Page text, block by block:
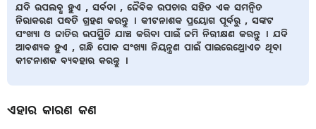
ଯଦି ଉପଲବ୍ଧ ହୁଏ , ସର୍ବଦା , ଜୈବିକ ଉପଚାର ସହିତ ଏକ ସମନ୍ଵିତ
ନିରାକରଣ ପଦ୍ଧତି ଗ୍ରହଣ କରନ୍ତୁ । କୀଟନାଶକ ପ୍ରୟୋଗ ପୂର୍ବରୁ , ସଙ୍କଟ
ସଂଖ୍ୟା ଓ ଜାତିର ଉପସ୍ଥିତି ଯାଞ୍ଚ କରିବା ପାଇଁ ଜମି ନିରୀକ୍ଷଣ କରନ୍ତୁ । ଯଦି
ଆବଶ୍ୟକ ହୁଏ , ଗନ୍ଧି ପୋକ ସଂଖ୍ୟା ନିୟନ୍ତ୍ରଣ ପାଇଁ ପାଇରେଥ୍ରୋଏଡ ଥିବା
କୀଟନାଶକ ବ୍ୟବହାର କରନ୍ତୁ ।
ଏହାର କାରଣ କଣ